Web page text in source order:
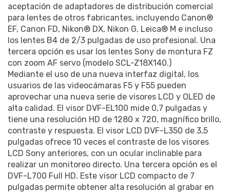
aceptación de adaptadores de distribución comercial
para lentes de otros fabricantes, incluyendo Canon®
EF, Canon FD, Nikon® DX, Nikon G, Leica® M e incluso
los lentes B4 de 2/3 pulgadas de uso profesional. Una
tercera opción es usar los lentes Sony de montura FZ
con zoom AF servo (modelo SCL-Z18X140.)
Mediante el uso de una nueva interfaz digital, los
usuarios de las videocámaras F5 y F55 pueden
aprovechar una nueva serie de visores LCD y OLED de
alta calidad. El visor DVF-EL100 mide 0,7 pulgadas y
tiene una resolución HD de 1280 x 720, magnífico brillo,
contraste y respuesta. El visor LCD DVF-L350 de 3,5
pulgadas ofrece 10 veces el contraste de los visores
LCD Sony anteriores, con un ocular inclinable para
realizar un monitoreo directo. Una tercera opción es el
DVF-L700 Full HD. Este visor LCD compacto de 7
pulgadas permite obtener alta resolución al grabar en